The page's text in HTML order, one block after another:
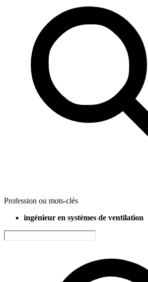
Profession ou mots-clés
ingénieur en systèmes de ventilation